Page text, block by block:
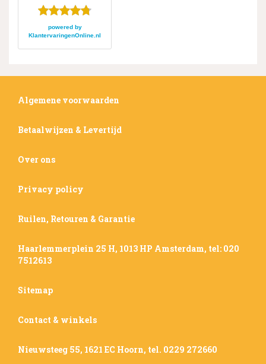
powered by
KlantervaringenOnline.nl
Algemene voorwaarden
Betaalwijzen & Levertijd
Over ons
Privacy policy
Ruilen, Retouren & Garantie
Haarlemmerplein 25 H, 1013 HP Amsterdam, tel: 020
7512613
Sitemap
Contact & winkels
Nieuwsteeg 55, 1621 EC Hoorn, tel. 0229 272660